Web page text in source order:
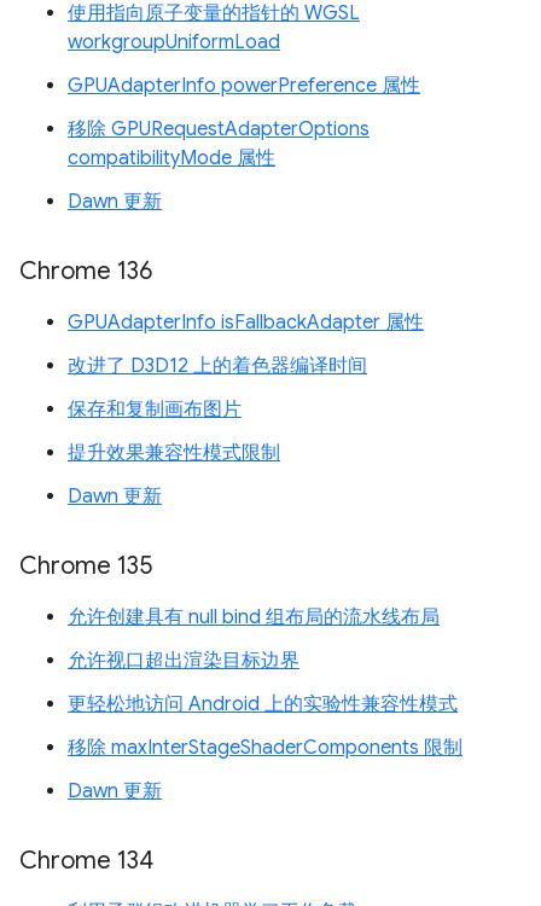
使用指向原子变量的指针的 WGSL
workgroupUniformLoad
GPUAdapterInfo powerPreference 属性
移除 GPURequestAdapterOptions
compatibilityMode 属性
Dawn 更新
Chrome 136
GPUAdapterInfo isFallbackAdapter 属性
改进了 D3D12 上的着色器编译时间
保存和复制画布图片
提升效果兼容性模式限制
Dawn 更新
Chrome 135
允许创建具有 null bind 组布局的流水线布局
允许视口超出渲染目标边界
更轻松地访问 Android 上的实验性兼容性模式
移除 maxInterStageShaderComponents 限制
Dawn 更新
Chrome 134